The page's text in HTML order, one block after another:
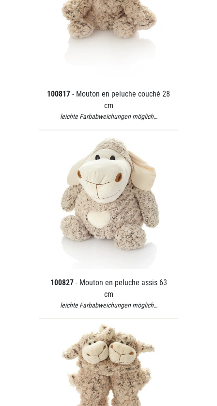
100817 - Mouton en peluche couché 28
cm
leichte Farbabweichungen möglich…
100827 - Mouton en peluche assis 63
cm
leichte Farbabweichungen möglich…